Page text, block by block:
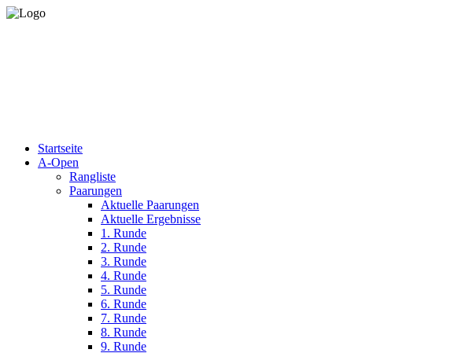
Startseite
A-Open
Rangliste
Paarungen
Aktuelle Paarungen
Aktuelle Ergebnisse
1. Runde
2. Runde
3. Runde
4. Runde
5. Runde
6. Runde
7. Runde
8. Runde
9. Runde